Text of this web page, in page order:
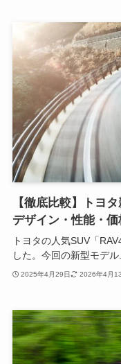
【徹底比較】トヨ
デザイン・性能・
トヨタの人気SUV「
した。今回の新型モデル...
2025年4月29日 2026年4月